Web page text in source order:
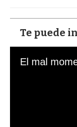
Te puede